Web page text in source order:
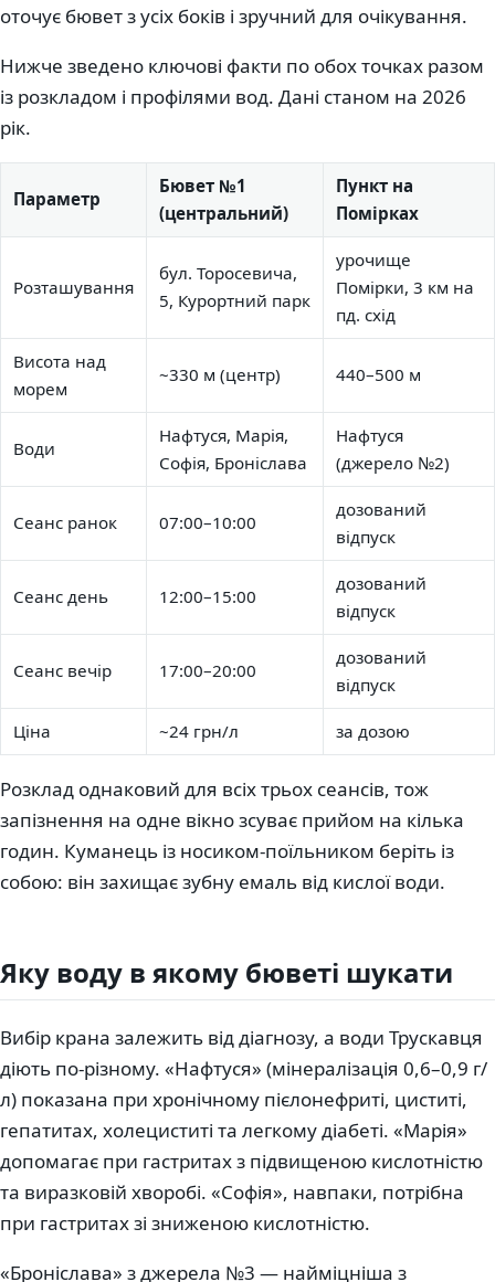
оточує бювет з усіх боків і зручний для очікування.
Нижче зведено ключові факти по обох точках разом
із розкладом і профілями вод. Дані станом на 2026
рік.
Параметр
Бювет №1
(центральний)
Пункт на
Помірках
Розташування
бул. Торосевича,
5, Курортний парк
урочище
Помірки, 3 км на
пд. схід
Висота над
морем
~330 м (центр) 440–500 м
Води
Нафтуся, Марія,
Софія, Броніслава
Нафтуся
(джерело №2)
Сеанс ранок 07:00–10:00
дозований
відпуск
Сеанс день 12:00–15:00
дозований
відпуск
Сеанс вечір 17:00–20:00
дозований
відпуск
Ціна ~24 грн/л за дозою
Розклад однаковий для всіх трьох сеансів, тож
запізнення на одне вікно зсуває прийом на кілька
годин. Куманець із носиком-поїльником беріть із
собою: він захищає зубну емаль від кислої води.
Яку воду в якому бюветі шукати
Вибір крана залежить від діагнозу, а води Трускавця
діють по-різному. «Нафтуся» (мінералізація 0,6–0,9 г/
л) показана при хронічному пієлонефриті, циститі,
гепатитах, холециститі та легкому діабеті. «Марія»
допомагає при гастритах з підвищеною кислотністю
та виразковій хворобі. «Софія», навпаки, потрібна
при гастритах зі зниженою кислотністю.
«Броніслава» з джерела №3 — найміцніша з